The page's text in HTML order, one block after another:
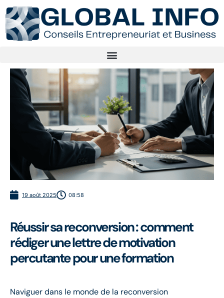
19 août 2025 08:58
Réussir sa reconversion : comment
rédiger une lettre de motivation
percutante pour une formation
Naviguer dans le monde de la reconversion